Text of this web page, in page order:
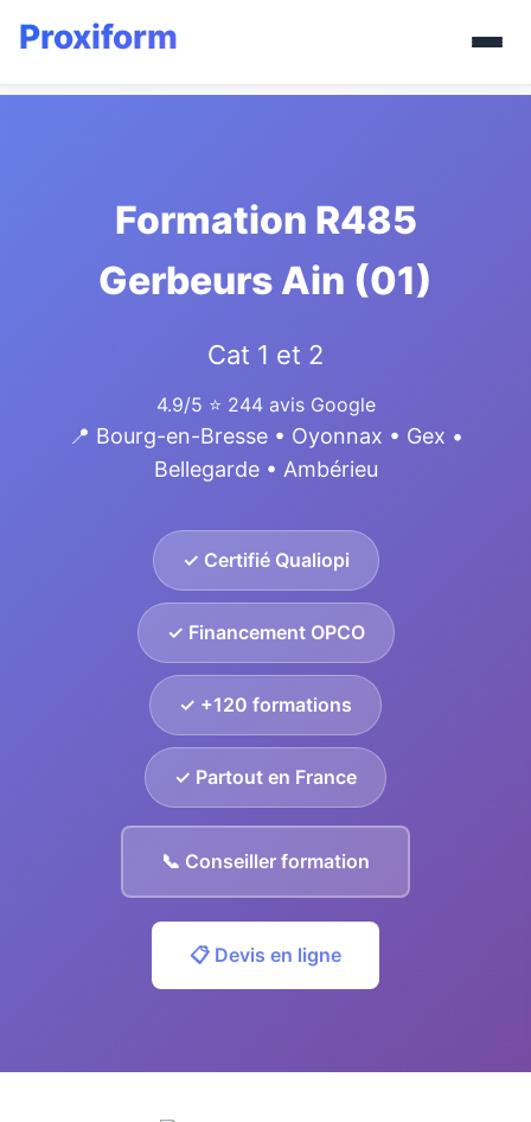
Formation R485
Gerbeurs Ain (01)
Cat 1 et 2
4.9/5 ⭐ 244 avis Google
📍 Bourg-en-Bresse • Oyonnax • Gex •
Bellegarde • Ambérieu
✓ Certifié Qualiopi
✓ Financement OPCO
✓ +120 formations
✓ Partout en France
📞 Conseiller formation
📋 Devis en ligne